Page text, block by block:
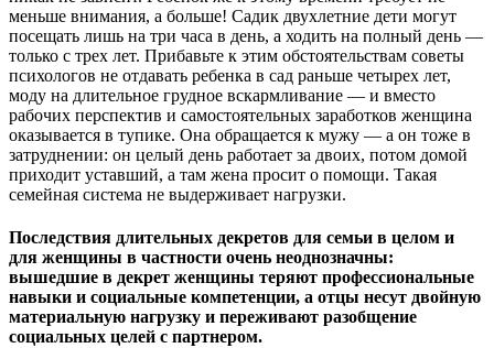
меньше внимания, а больше! Садик двухлетние дети могут
посещать лишь на три часа в день, а ходить на полный день —
только с трех лет. Прибавьте к этим обстоятельствам советы
психологов не отдавать ребенка в сад раньше четырех лет,
моду на длительное грудное вскармливание — и вместо
рабочих перспектив и самостоятельных заработков женщина
оказывается в тупике. Она обращается к мужу — а он тоже в
затруднении: он целый день работает за двоих, потом домой
приходит уставший, а там жена просит о помощи. Такая
семейная система не выдерживает нагрузки.
Последствия длительных декретов для семьи в целом и
для женщины в частности очень неоднозначны:
вышедшие в декрет женщины теряют профессиональные
навыки и социальные компетенции, а отцы несут двойную
материальную нагрузку и переживают разобщение
социальных целей с партнером.